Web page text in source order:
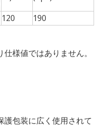
120 190
様値ではありません。
護包装に広く使用されて